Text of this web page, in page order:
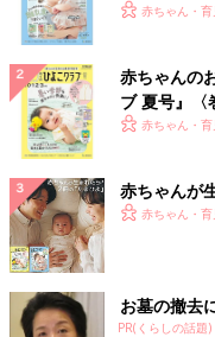
ちなみに私はHISのツア
ビーベッド
のレンタル
た。
☆大満喫のコツ②
本で準備！
いっぱい！
赤ちゃん・
赤ちゃんの
ブ 夏号』〈
く！ おっぱ
赤ちゃん・
赤ちゃんが
赤ちゃん・
お墓の撤去
PR(くらしの話題)